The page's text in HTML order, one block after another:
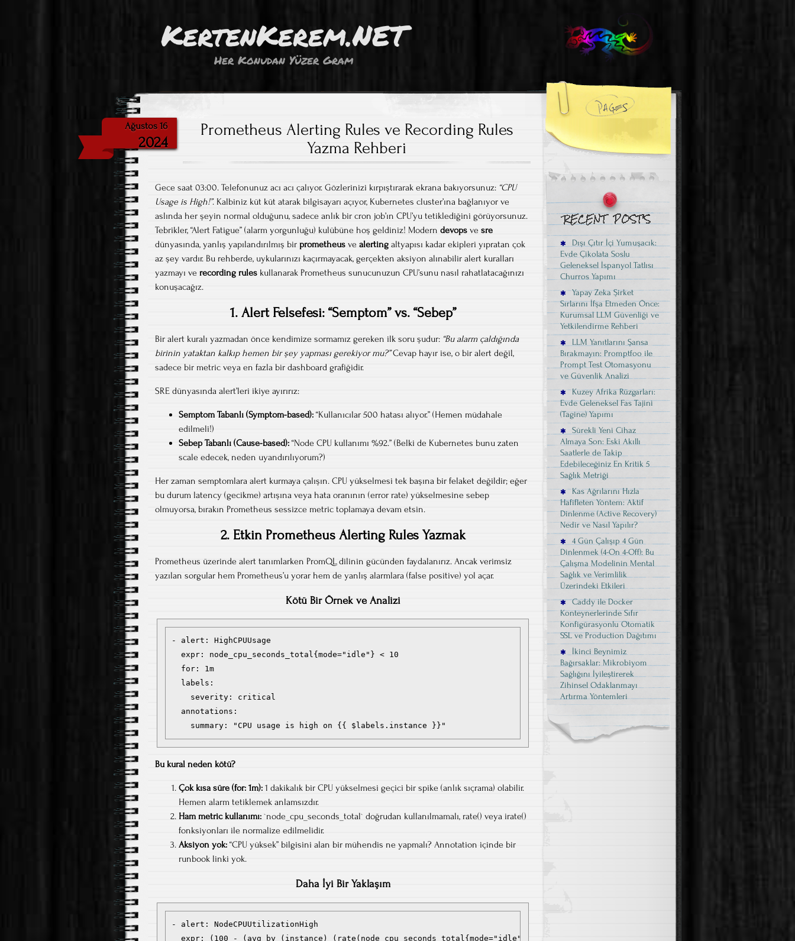
KertenKerem.NET
Her Konudan Yüzer Gram
Ağustos 16
2024
Prometheus Alerting Rules ve Recording Rules
Yazma Rehberi
Gece saat 03:00. Telefonunuz acı acı çalıyor. Gözlerinizi kırpıştırarak ekrana bakıyorsunuz: “CPU
Usage is High!”. Kalbiniz küt küt atarak bilgisayarı açıyor, Kubernetes cluster’ına bağlanıyor ve
aslında her şeyin normal olduğunu, sadece anlık bir cron job’ın CPU’yu tetiklediğini görüyorsunuz.
Tebrikler, “Alert Fatigue” (alarm yorgunluğu) kulübüne hoş geldiniz! Modern devops ve sre
dünyasında, yanlış yapılandırılmış bir prometheus ve alerting altyapısı kadar ekipleri yıpratan çok
az şey vardır. Bu rehberde, uykularınızı kaçırmayacak, gerçekten aksiyon alınabilir alert kuralları
yazmayı ve recording rules kullanarak Prometheus sunucunuzun CPU’sunu nasıl rahatlatacağınızı
konuşacağız.
1. Alert Felsefesi: “Semptom” vs. “Sebep”
Bir alert kuralı yazmadan önce kendimize sormamız gereken ilk soru şudur: “Bu alarm çaldığında
birinin yataktan kalkıp hemen bir şey yapması gerekiyor mu?”Cevap hayır ise, o bir alert değil,
sadece bir metric veya en fazla bir dashboard grafiğidir.
SRE dünyasında alert’leri ikiye ayırırız:
Semptom Tabanlı (Symptom-based): “Kullanıcılar 500 hatası alıyor.” (Hemen müdahale
edilmeli!)
Sebep Tabanlı (Cause-based): “Node CPU kullanımı %92.” (Belki de Kubernetes bunu zaten
scale edecek, neden uyandırılıyorum?)
Her zaman semptomlara alert kurmaya çalışın. CPU yükselmesi tek başına bir felaket değildir; eğer
bu durum latency (gecikme) artışına veya hata oranının (error rate) yükselmesine sebep
olmuyorsa, bırakın Prometheus sessizce metric toplamaya devam etsin.
2. Etkin Prometheus Alerting Rules Yazmak
Prometheus üzerinde alert tanımlarken PromQL dilinin gücünden faydalanırız. Ancak verimsiz
yazılan sorgular hem Prometheus’u yorar hem de yanlış alarmlara (false positive) yol açar.
Kötü Bir Örnek ve Analizi
- alert: HighCPUUsage
  expr: node_cpu_seconds_total{mode="idle"} < 10
  for: 1m
  labels:
    severity: critical
  annotations:
Bu kural neden kötü?
Çok kısa süre (for: 1m): 1 dakikalık bir CPU yükselmesi geçici bir spike (anlık sıçrama) olabilir.
Hemen alarm tetiklemek anlamsızdır.
Ham metric kullanımı: `node_cpu_seconds_total` doğrudan kullanılmamalı, rate() veya irate()
fonksiyonları ile normalize edilmelidir.
Aksiyon yok: “CPU yüksek” bilgisini alan bir mühendis ne yapmalı? Annotation içinde bir
runbook linki yok.
Daha İyi Bir Yaklaşım
- alert: NodeCPUUtilizationHigh
  expr: (100 - (avg by (instance) (rate(node_cpu_seconds_total{mode="idle"}[5m])) * 100)) > 85
Dışı Çıtır İçi Yumuşacık:
Evde Çikolata Soslu
Geleneksel İspanyol Tatlısı
Churros Yapımı
Yapay Zeka Şirket
Sırlarını İfşa Etmeden Önce:
Kurumsal LLM Güvenliği ve
Yetkilendirme Rehberi
LLM Yanıtlarını Şansa
Bırakmayın: Promptfoo ile
Prompt Test Otomasyonu
ve Güvenlik Analizi
Kuzey Afrika Rüzgarları:
Evde Geleneksel Fas Tajini
(Tagine) Yapımı
Sürekli Yeni Cihaz
Almaya Son: Eski Akıllı
Saatlerle de Takip
Edebileceğiniz En Kritik 5
Sağlık Metriği
Kas Ağrılarını Hızla
Hafifleten Yöntem: Aktif
Dinlenme (Active Recovery)
Nedir ve Nasıl Yapılır?
4 Gün Çalışıp 4 Gün
Dinlenmek (4-On 4-Off): Bu
Çalışma Modelinin Mental
Sağlık ve Verimlilik
Üzerindeki Etkileri
Caddy ile Docker
Konteynerlerinde Sıfır
Konfigürasyonlu Otomatik
SSL ve Production Dağıtımı
İkinci Beynimiz
Bağırsaklar: Mikrobiyom
Sağlığını İyileştirerek
Zihinsel Odaklanmayı
Artırma Yöntemleri